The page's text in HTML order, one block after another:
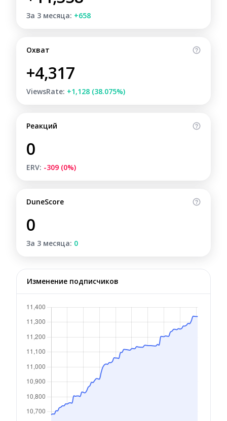
За 3 месяца: +658
Охват
+4,317
ViewsRate: +1,128 (38.075%)
Реакций
0
ERV: -309 (0%)
DuneScore
0
За 3 месяца: 0
Изменение подписчиков